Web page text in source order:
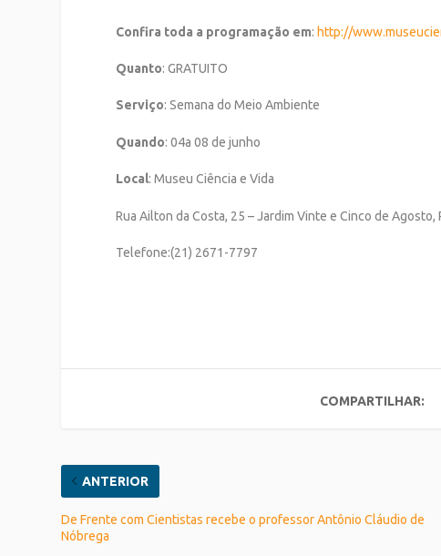
Confira toda a programação em:http://
Quanto: GRATUITO
Serviço: Semana do Meio Ambiente
Quando: 04a 08 de junho
Local: Museu Ciência e Vida
Rua Ailton da Costa, 25 – Jardim Vinte e Cinco de Agosto,
Telefone:(21) 2671-7797
COMPARTILHAR:
ANTERIOR
De Frente com Cientistas recebe o professor Antônio Cláudio de
Nóbrega